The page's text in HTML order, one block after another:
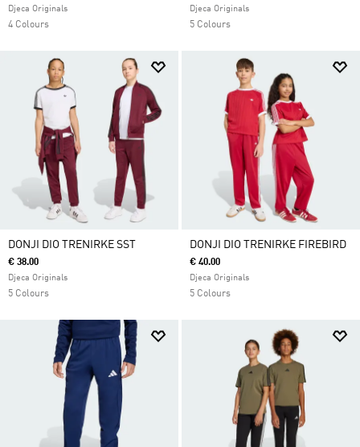
Djeca Originals
4 Colours
Djeca Originals
5 Colours
DONJI DIO TRENIRKE SST
€ 38.00
Djeca Originals
5 Colours
DONJI DIO TRENIRKE FIREBIRD
€ 40.00
Djeca Originals
5 Colours